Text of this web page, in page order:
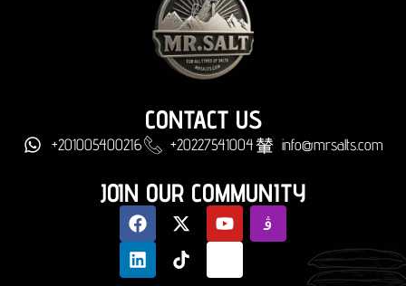
CONTACT US
+201005400216 +20227541004 info@mrsalts.com
JOIN OUR COMMUNITY